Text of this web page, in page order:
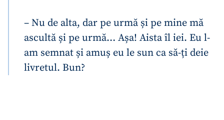
– Nu de alta, dar pe urmă și pe mine mă
ascultă și pe urmă… Așa! Aista îl iei. Eu l-
am semnat și amuș eu le sun ca să-ți deie
livretul. Bun?